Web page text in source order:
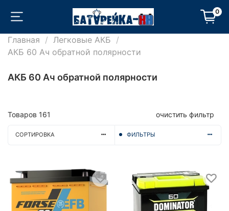
0
Главная
Легковые АКБ
АКБ 60 Ач обратной полярности
АКБ 60 Ач обратной полярности
Товаров 161 очистить фильтр
СОРТИРОВКА ФИЛЬТРЫ